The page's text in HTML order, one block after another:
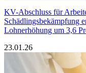
KV-Abschluss für
Schädlingsbekämpfung
Lohnerhöhung um 3,6
23.01.26